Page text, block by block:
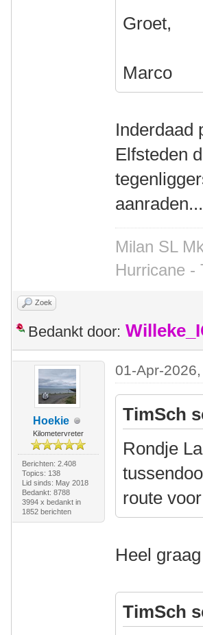
Groet,
Marco
Inderdaad
Elfsteden
aanraden...
Milan SL
Hurricane -
Zoek
Bedankt door:
Hoekie
Kilometervreter
Berichten: 2.408
Topics: 138
Lid sinds: May 2018
Bedankt: 8788
3994 x bedankt in
1852 berichten
01-Apr-
TimSch
Rondje
route
Heel graag
TimSch